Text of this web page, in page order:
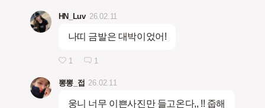
HN_Luv 26.02.11
나띠 금발은 대박이었어!
1 1
뽕뽕_접 26.02.11
웅니 너무 이쁜사진만 들고온다,, !! 줍해